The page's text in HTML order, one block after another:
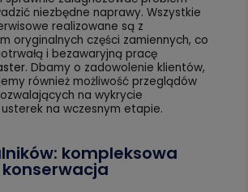
niezbędne naprawy. Wszystkie
realizowane są z
oryginalnych części zamiennych, co
i bezawaryjną pracę
. Dbamy o zadowolenie klientów,
również możliwość przeglądów
na wykrycie
na wczesnym etapie.
kompleksowa
konserwacja